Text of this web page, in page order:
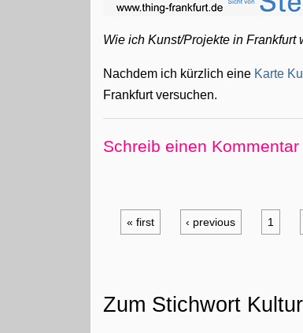
Wie ich Kunst/Projekte in Frankfurt
Nachdem ich kürzlich eine Karte
Frankfurt versuchen.
Schreib einen Kommentar
« first ‹ previous 1
Zum Stichwort